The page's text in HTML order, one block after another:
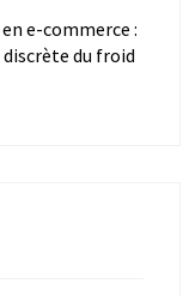
e-commerce :
du froid